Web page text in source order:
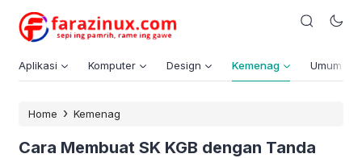
Aplikasi Komputer Design Kemenag Umum
Home › Kemenag
Cara Membuat SK KGB dengan Tanda